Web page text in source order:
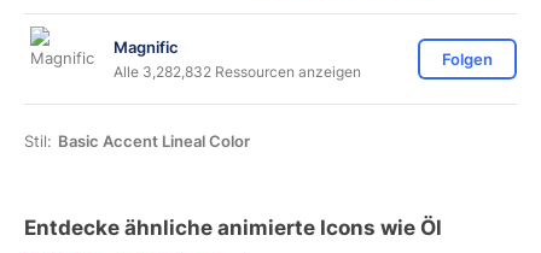
Magnific
Alle 3,282,832 Ressourcen anzeigen
Folgen
Stil: Basic Accent Lineal Color
Entdecke ähnliche animierte Icons wie Öl